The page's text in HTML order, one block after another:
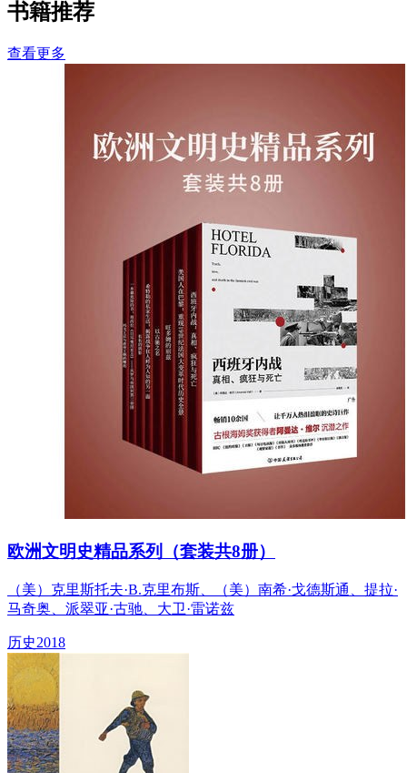
书籍推荐
查看更多
欧洲文明史精品系列（套装共8册）
（美）克里斯托夫·B.克里布斯、（美）南希·戈德斯通、提拉·
马奇奥、派翠亚·古驰、大卫·雷诺兹
历史2018